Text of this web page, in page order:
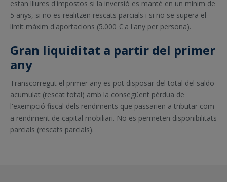
estan lliures d'impostos si la inversió es manté en un mínim de
5 anys, si no es realitzen rescats parcials i si no se supera el
límit màxim d'aportacions (5.000 € a l'any per persona).
Gran liquiditat a partir del primer
any
Transcorregut el primer any es pot disposar del total del saldo
acumulat (rescat total) amb la consegüent pèrdua de
l'exempció fiscal dels rendiments que passarien a tributar com
a rendiment de capital mobiliari. No es permeten disponibilitats
parcials (rescats parcials).